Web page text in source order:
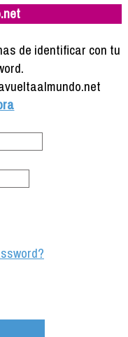
de identificar con tu